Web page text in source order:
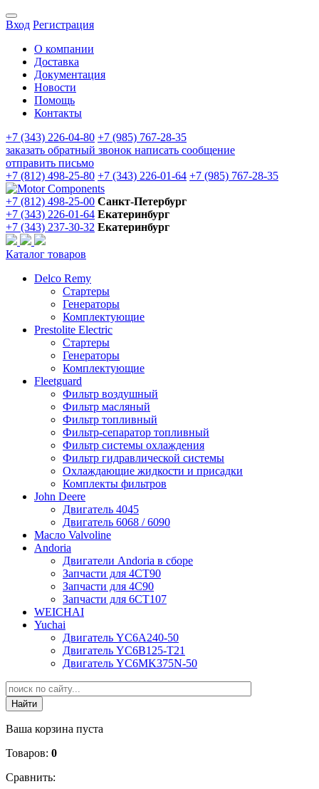
Вход Регистрация
О компании
Доставка
Документация
Новости
Помощь
Контакты
+7 (343) 226-04-80 +7 (985) 767-28-35
заказать обратный звонок написать сообщение
отправить письмо
+7 (812) 498-25-80 +7 (343) 226-01-64 +7 (985) 767-28-35
+7 (812) 498-25-00 Санкт-Петербург
+7 (343) 226-01-64 Екатеринбург
+7 (343) 237-30-32 Екатеринбург
Каталог товаров
Delco Remy
Стартеры
Генераторы
Комплектующие
Prestolite Electric
Стартеры
Генераторы
Комплектующие
Fleetguard
Фильтр воздушный
Фильтр масляный
Фильтр топливный
Фильтр-сепаратор топливный
Фильтр системы охлаждения
Фильтр гидравлической системы
Охлаждающие жидкости и присадки
Комплекты фильтров
John Deere
Двигатель 4045
Двигатель 6068 / 6090
Масло Valvoline
Andoria
Двигатели Andoria в сборе
Запчасти для 4CT90
Запчасти для 4С90
Запчасти для 6CT107
WEICHAI
Yuchai
Двигатель YC6A240-50
Двигатель YC6B125-T21
Двигатель YC6MK375N-50
Ваша корзина пуста
Товаров: 0
Сравнить: